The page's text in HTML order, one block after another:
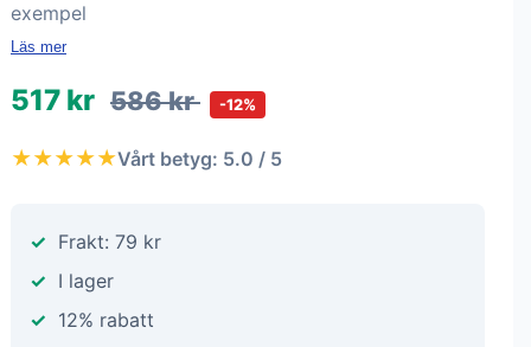
exempel
Läs mer
517 kr 586 kr -12%
★★★★★Vårt betyg: 5.0 / 5
Frakt: 79 kr
I lager
12% rabatt